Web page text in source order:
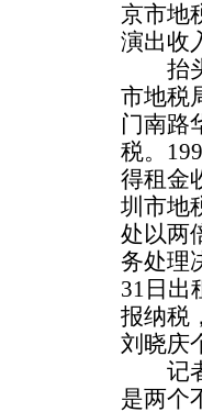
京市地
演出收
抬头
市地税
门南路
税。
得租金
圳市地
处以两
务处理
31日出
报纳税
刘晓庆
记者
是两个